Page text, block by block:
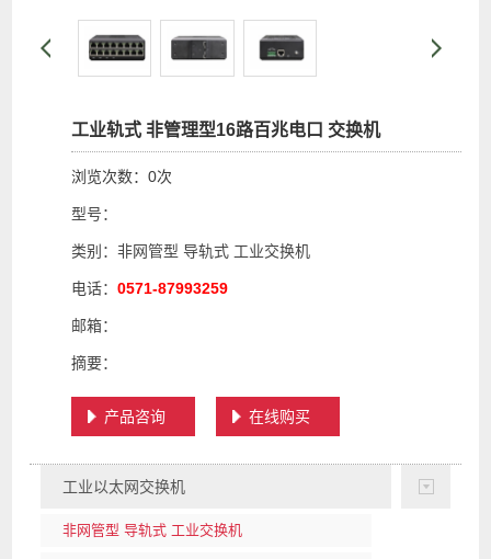
工业轨式 非管理型16路百兆电口 交换机
浏览次数：0次
型号：
类别：非网管型 导轨式 工业交换机
电话：0571-87993259
邮箱：
摘要：
产品咨询 在线购买
工业以太网交换机
非网管型 导轨式 工业交换机